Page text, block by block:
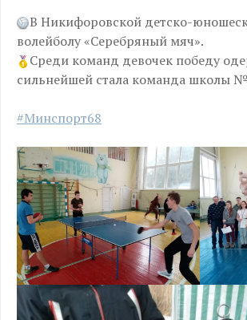
В Никифоровской детско-
волейболу «Серебряный мяч».
Среди команд девочек победу
сильнейшей стала команда школы
#Минспорт68